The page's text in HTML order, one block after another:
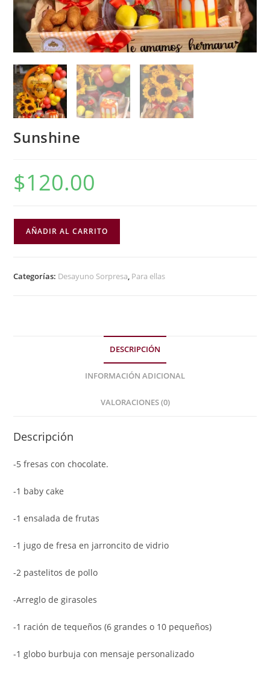
Sunshine
$120.00
AÑADIR AL CARRITO
Categorías: Desayuno Sorpresa, Para ellas
DESCRIPCIÓN
INFORMACIÓN ADICIONAL
VALORACIONES (0)
Descripción
-5 fresas con chocolate.
-1 baby cake
-1 ensalada de frutas
-1 jugo de fresa en jarroncito de vidrio
-2 pastelitos de pollo
-Arreglo de girasoles
-1 ración de tequeños (6 grandes o 10 pequeños)
-1 globo burbuja con mensaje personalizado